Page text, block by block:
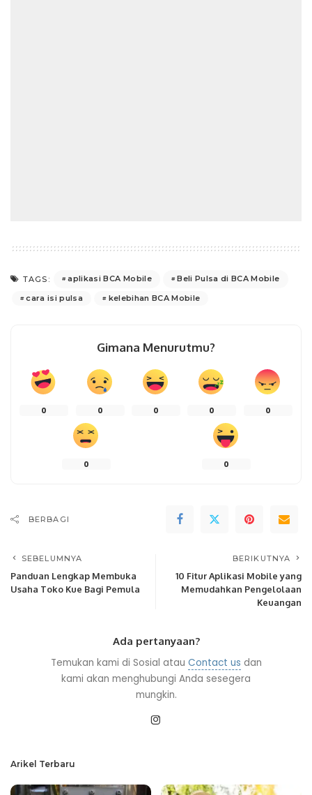
TAGS: aplikasi BCA Mobile
Beli Pulsa di BCA Mobile
cara isi pulsa
kelebihan BCA Mobile
Gimana Menurutmu?
0 0 0 0 0
0 0
BERBAGI
SEBELUMNYA
Panduan Lengkap Membuka
Usaha Toko Kue Bagi Pemula
BERIKUTNYA
10 Fitur Aplikasi Mobile yang
Memudahkan Pengelolaan
Keuangan
Ada pertanyaan?
Temukan kami di Sosial atau Contact us dan
kami akan menghubungi Anda sesegera
mungkin.
Arikel Terbaru